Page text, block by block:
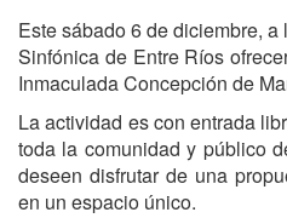
Este sábado 6 de diciembre,
Sinfónica de Entre Ríos
Inmaculada Concepción de
La actividad es con entrada
toda la comunidad y público
deseen disfrutar de una
en un espacio único.